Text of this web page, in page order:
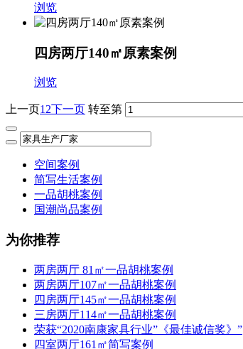
浏览
四房两厅140㎡原素案例
浏览
上一页1 2下一页 转至第
空间案例
简写生活案例
一品胡桃案例
国潮尚品案例
为你推荐
两房两厅 81㎡一品胡桃案例
两房两厅107㎡一品胡桃案例
四房两厅145㎡一品胡桃案例
三房两厅114㎡一品胡桃案例
荣获“2020南康家具行业”《最佳诚信奖》”
四室两厅161㎡简写案例